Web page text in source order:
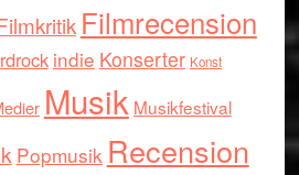
Filmrecension
indie Konserter Konst
Musik Musikfestival
Popmusik Recension